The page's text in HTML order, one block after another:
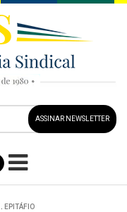
ASSINAR NEWSLETTER
EPITÁFIO